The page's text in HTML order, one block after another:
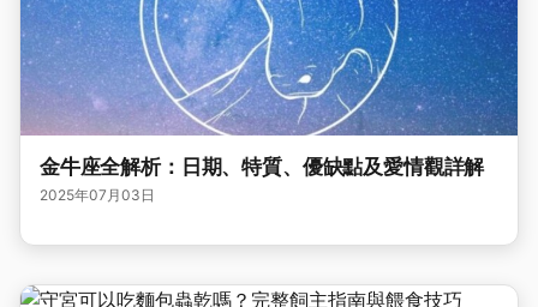
金牛座全解析：日期、特質、優缺點及愛情觀詳解
2025年07月03日